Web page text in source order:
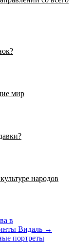
мир
народов
в
Видаль →
портреты